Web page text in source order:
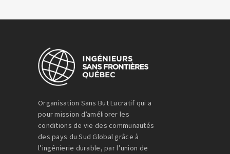
Organisation Sans But Lucratif qui a
pour mission d’améliorer les
conditions de vie des communautés
des pays du Sud Global grâce à
l’ingénierie durable, par l’union de